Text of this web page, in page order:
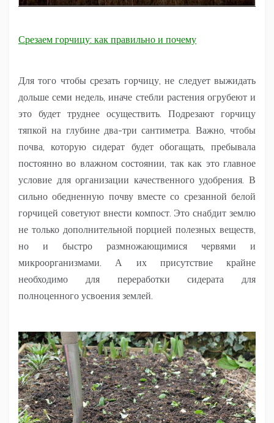
Срезаем горчицу: как правильно и почему
Для того чтобы срезать горчицу, не следует выжидать
дольше семи недель, иначе стебли растения огрубеют и
это будет труднее осуществить. Подрезают горчицу
тяпкой на глубине два-три сантиметра. Важно, чтобы
почва, которую сидерат будет обогащать, пребывала
постоянно во влажном состоянии, так как это главное
условие для организации качественного удобрения. В
сильно обедненную почву вместе со срезанной белой
горчицей советуют внести компост. Это снабдит землю
не только дополнительной порцией полезных веществ,
но и быстро размножающимися червями и
микроорганизмами. А их присутствие крайне
необходимо для переработки сидерата для
полноценного усвоения землей.